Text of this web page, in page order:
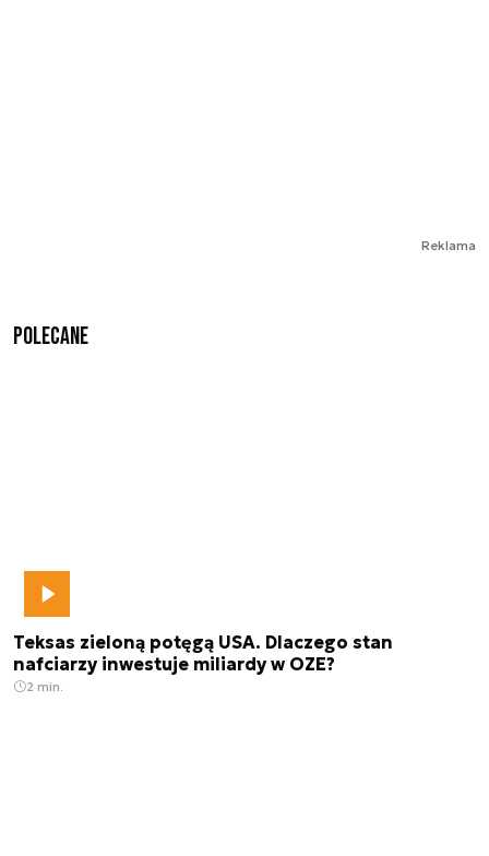
Reklama
Polecane
Teksas zieloną potęgą USA. Dlaczego stan
nafciarzy inwestuje miliardy w OZE?
2 min.